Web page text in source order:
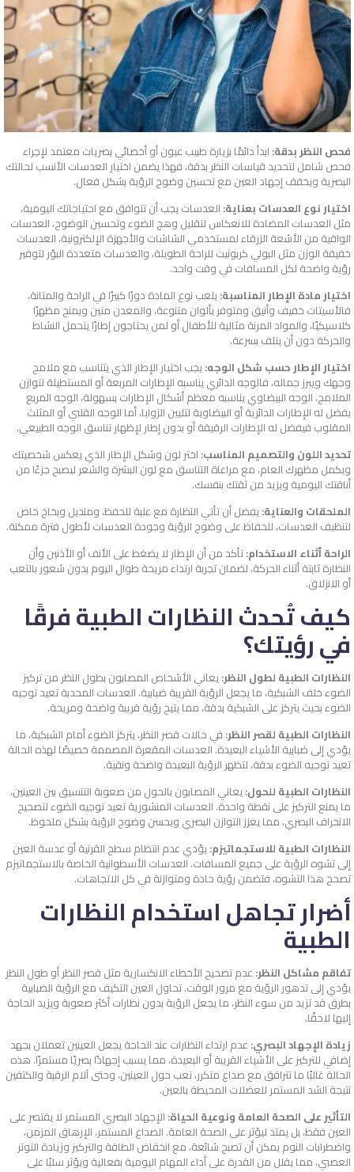
فحص النظر بدقة: ابدأ دائمًا بزيارة طبيب عيون أو أخصائي بصريات معتمد لإجراء
فحص شامل لتحديد قياسات النظر بدقة، فهذا يضمن اختيار العدسات الأنسب لحالتك
البصرية ويخفف إجهاد العين مع تحسين وضوح الرؤية بشكل فعال.
اختيار نوع العدسات بعناية: العدسات يجب أن تتوافق مع احتياجاتك اليومية،
مثل العدسات المضادة للانعكاس لتقليل وهج الضوء وتحسين الوضوح، العدسات
الواقية من الأشعة الزرقاء لمستخدمي الشاشات والأجهزة الإلكترونية، العدسات
خفيفة الوزن مثل البولي كربونيت للراحة الطويلة، والعدسات متعددة البؤر لتوفير
رؤية واضحة لكل المسافات في وقت واحد.
اختيار مادة الإطار المناسبة:يلعب نوع المادة دورًا كبيرًا في الراحة والمتانة،
فالأسيتات خفيف وأنيق ومتوفر بألوان متنوعة، والمعدن متين ويمنح مظهرًا
كلاسيكيًا، والمواد المرنة مثالية للأطفال أو لمن يحتاجون إطارًا يتحمل النشاط
والحركة دون أن يتلف بسرعة.
اختيار الإطار حسب شكل الوجه:يجب اختيار الإطار الذي يتناسب مع ملامح
وجهك ويبرز جماله، فالوجه الدائري يناسبه الإطارات المربعة أو المستطيلة لتوازن
الملامح، الوجه البيضاوي يناسبه معظم أشكال الإطارات بسهولة، الوجه المربع
يفضل له الإطارات الدائرية أو البيضاوية لتليين الزوايا، أما الوجه القلبي أو المثلث
المقلوب فيفضل له الإطارات الرقيقة أو بدون إطار لإظهار تناسق الوجه الطبيعي.
تحديد اللون والتصميم المناسب: اختر لون وشكل الإطار الذي يعكس شخصيتك
ويكمل مظهرك العام، مع مراعاة التناسق مع لون البشرة والشعر ليصبح جزءًا من
أناقتك اليومية ويزيد من ثقتك بنفسك.
الملحقات والعناية:يفضل أن تأتي النظارة مع علبة للحفظ، ومنديل وبخاخ خاص
لتنظيف العدسات، للحفاظ على وضوح الرؤية وجودة العدسات لأطول فترة ممكنة.
الراحة أثناء الاستخدام:تأكد من أن الإطار لا يضغط على الأنف أو الأذنين وأن
النظارة ثابتة أثناء الحركة، لضمان تجربة ارتداء مريحة طوال اليوم بدون شعور بالتعب
أو الانزلاق.
كيف تُحدث النظارات الطبية فرقًا
في رؤيتك؟
النظارات الطبية لطول النظر:يعاني الأشخاص المصابون بطول النظر من تركيز
الضوء خلف الشبكية، ما يجعل الرؤية القريبة ضبابية. العدسات المحدبة تعيد توجيه
الضوء بحيث يتركز على الشبكية بدقة، مما يتيح رؤية قريبة واضحة ومريحة.
النظارات الطبية لقصر النظر: في حالات قصر النظر، يتركز الضوء أمام الشبكية، ما
يؤدي إلى ضبابية الأشياء البعيدة. العدسات المقعرة المصممة خصيصًا لهذه الحالة
تعيد توجيه الضوء بدقة، لتظهر الرؤية البعيدة واضحة ونقية.
النظارات الطبية للحول:يعاني المصابون بالحول من صعوبة التنسيق بين العينين،
ما يمنع التركيز على نقطة واحدة. العدسات المنشورية تعيد توجيه الضوء لتصحيح
الانحراف البصري، مما يعزز التوازن البصري ويحسن وضوح الرؤية بشكل ملحوظ.
النظارات الطبية للاستجماتيزم:يؤدي عدم انتظام سطح القرنية أو عدسة العين
إلى تشوه الرؤية على جميع المسافات. العدسات الأسطوانية الخاصة بالاستجماتيزم
تصحح هذا التشوه، فتضمن رؤية حادة ومتوازنة في كل الاتجاهات.
أضرار تجاهل استخدام النظارات
الطبية
تفاقم مشاكل النظر: عدم تصحيح الأخطاء الانكسارية مثل قصر النظر أو طول النظر
يؤدي إلى تدهور الرؤية مع مرور الوقت. تحاول العين التكيف مع الرؤية الضبابية
بطرق قد تزيد من سوء النظر، ما يجعل الرؤية بدون نظارات أكثر صعوبة ويزيد الحاجة
إليها لاحقًا.
زيادة الإجهاد البصري: عدم ارتداء النظارات عند الحاجة يجعل العينين تعملان بجهد
إضافي للتركيز على الأشياء القريبة أو البعيدة، مما يسبب إجهادًا بصريًا مستمرًا. هذه
الحالة غالبًا ما تترافق مع صداع متكرر، تعب حول العينين، وحتى آلام الرقبة والكتفين
نتيجة الشد المستمر للعضلات المحيطة بالعين.
التأثير على الصحة العامة ونوعية الحياة: الإجهاد البصري المستمر لا يقتصر على
العين فقط، بل يمتد ليؤثر على الصحة العامة. الصداع المستمر، الإرهاق المزمن،
واضطرابات النوم يمكن أن تصبح شائعة، مع انخفاض الطاقة والتركيز وزيادة التوتر
العصبي، مما يقلل من القدرة على أداء المهام اليومية بفعالية ويؤثر سلبًا على